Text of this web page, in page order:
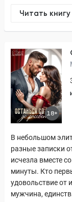
Читать книгу
18+
В небольшом
разные записки
исчезла вместе
минуты. Кто
удовольствие от
мужчина,